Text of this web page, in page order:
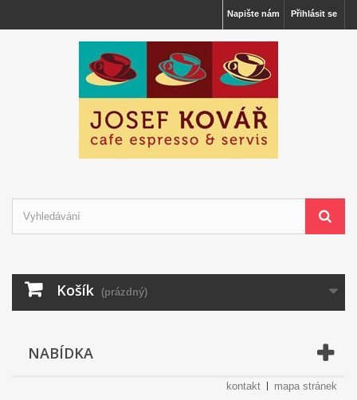
Přihlásit se
Napište nám
Košík (prázdný)
NABÍDKA
kontakt mapa stránek